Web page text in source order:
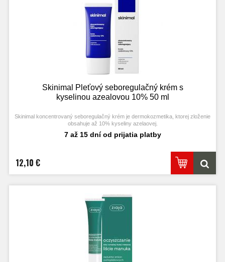
Skinimal Pleťový seboregulačný krém s
kyselinou azealovou 10% 50 ml
Skinimal koncentrovaný seboregulačný krém je dermokozmetika, ktorej zloženie
obsahuje až 10% kyseliny azelaovej.
7 až 15 dní od prijatia platby
12,10 €